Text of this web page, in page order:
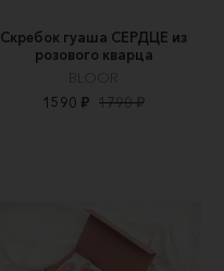
Скребок гуаша СЕРДЦЕ из
розового кварца
BLOOR
1590 ₽ 1790 ₽